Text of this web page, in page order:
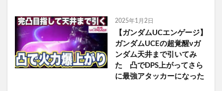
2025年1月2日
【ガンダムUCエンゲージ】
ガンダムUCEの超覚醒νガ
ンダム天井まで引いてみ
た 凸でDPS上がってさら
に最強アタッカーになった